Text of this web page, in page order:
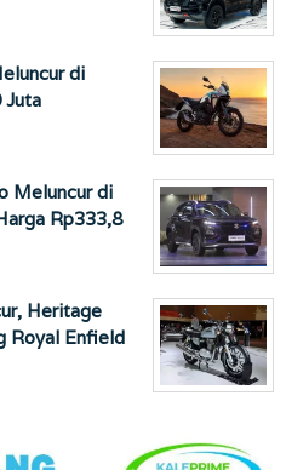
di
Juta
Meluncur di
Rp333,8
Heritage
Royal Enfield